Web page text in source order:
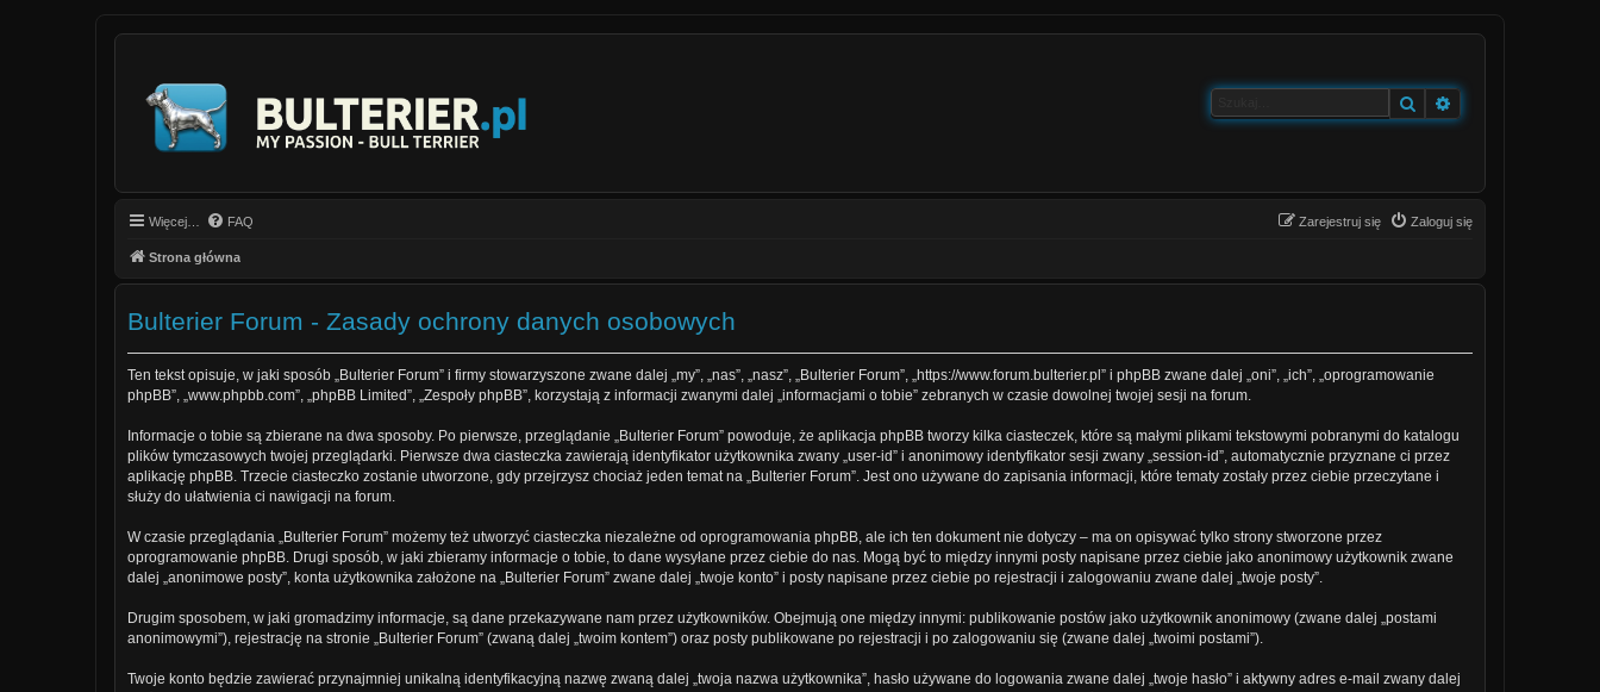
Szukaj
Więcej… FAQ Zaloguj się
Zarejestruj się
Strona główna
Bulterier Forum - Zasady ochrony danych osobowych
Ten tekst opisuje, w jaki sposób „Bulterier Forum” i firmy stowarzyszone zwane dalej „my”, „nas”, „nasz”, „Bulterier Forum”, „https://www.forum.bulterier.pl” i phpBB zwane dalej „oni”, „ich”, „oprogramowanie
phpBB”, „www.phpbb.com”, „phpBB Limited”, „Zespoły phpBB”, korzystają z informacji zwanymi dalej „informacjami o tobie” zebranych w czasie dowolnej twojej sesji na forum.
Informacje o tobie są zbierane na dwa sposoby. Po pierwsze, przeglądanie „Bulterier Forum” powoduje, że aplikacja phpBB tworzy kilka ciasteczek, które są małymi plikami tekstowymi pobranymi do katalogu
plików tymczasowych twojej przeglądarki. Pierwsze dwa ciasteczka zawierają identyfikator użytkownika zwany „user-id” i anonimowy identyfikator sesji zwany „session-id”, automatycznie przyznane ci przez
aplikację phpBB. Trzecie ciasteczko zostanie utworzone, gdy przejrzysz chociaż jeden temat na „Bulterier Forum”. Jest ono używane do zapisania informacji, które tematy zostały przez ciebie przeczytane i
służy do ułatwienia ci nawigacji na forum.
W czasie przeglądania „Bulterier Forum” możemy też utworzyć ciasteczka niezależne od oprogramowania phpBB, ale ich ten dokument nie dotyczy – ma on opisywać tylko strony stworzone przez
oprogramowanie phpBB. Drugi sposób, w jaki zbieramy informacje o tobie, to dane wysyłane przez ciebie do nas. Mogą być to między innymi posty napisane przez ciebie jako anonimowy użytkownik zwane
dalej „anonimowe posty”, konta użytkownika założone na „Bulterier Forum” zwane dalej „twoje konto” i posty napisane przez ciebie po rejestracji i zalogowaniu zwane dalej „twoje posty”.
Drugim sposobem, w jaki gromadzimy informacje, są dane przekazywane nam przez użytkowników. Obejmują one między innymi: publikowanie postów jako użytkownik anonimowy (zwane dalej „postami
anonimowymi”), rejestrację na stronie „Bulterier Forum” (zwaną dalej „twoim kontem”) oraz posty publikowane po rejestracji i po zalogowaniu się (zwane dalej „twoimi postami”).
Twoje konto będzie zawierać przynajmniej unikalną identyfikacyjną nazwę zwaną dalej „twoja nazwa użytkownika”, hasło używane do logowania zwane dalej „twoje hasło” i aktywny adres e-mail zwany dalej